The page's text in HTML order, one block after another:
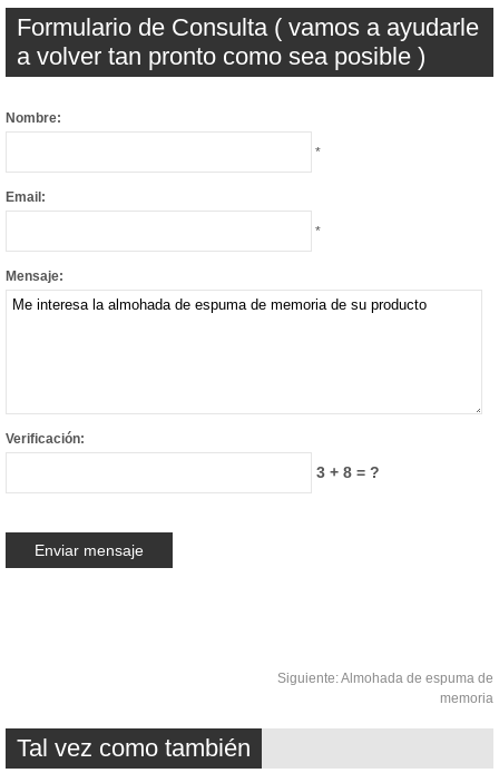
Formulario de Consulta ( vamos a ayudarle
a volver tan pronto como sea posible )
Nombre:
*
Email:
*
Mensaje:
Verificación:
3 + 8 = ?
Siguiente:Almohada de espuma de
memoria
Tal vez como también